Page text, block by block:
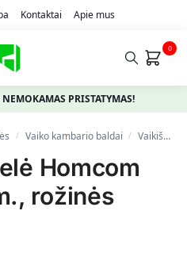
Kontaktai Apie mus
0
NEMOKAMAS PRISTATYMAS!
/ Vaiko kambario baldai / Vaikiškos spintelės
Homcom
rožinės